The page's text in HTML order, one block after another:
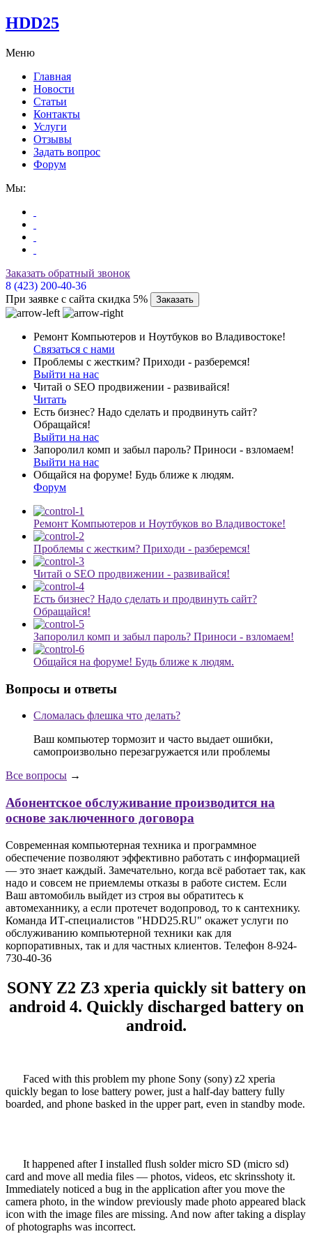
HDD25
Меню
Главная
Новости
Статьи
Контакты
Услуги
Отзывы
Задать вопрос
Форум
Мы:
Заказать обратный звонок
8 (423) 200-40-36
При заявке с сайта скидка 5%
Заказать
Ремонт Компьютеров и Ноутбуков во Владивостоке!
Связаться с нами
Проблемы с жестким? Приходи - разберемся!
Выйти на нас
Читай о SEO продвижении - развивайся!
Читать
Есть бизнес? Надо сделать и продвинуть сайт?
Обращайся!
Выйти на нас
Запоролил комп и забыл пароль? Приноси - взломаем!
Выйти на нас
Общайся на форуме! Будь ближе к людям.
Форум
Ремонт Компьютеров и Ноутбуков во Владивостоке!
Проблемы с жестким? Приходи - разберемся!
Читай о SEO продвижении - развивайся!
Есть бизнес? Надо сделать и продвинуть сайт?
Обращайся!
Запоролил комп и забыл пароль? Приноси - взломаем!
Общайся на форуме! Будь ближе к людям.
Вопросы и ответы
Сломалась флешка что делать?
Ваш компьютер тормозит и часто выдает ошибки,
самопроизвольно перезагружается или проблемы
Все вопросы →
Абонентское обслуживание производится на
основе заключенного договора
Современная компьютерная техника и программное
обеспечение позволяют эффективно работать с информацией
— это знает каждый. Замечательно, когда всё работает так, как
надо и совсем не приемлемы отказы в работе систем. Если
Ваш автомобиль выйдет из строя вы обратитесь к
автомеханнику, а если протечет водопровод, то к сантехнику.
Команда ИТ-специалистов "HDD25.RU" окажет услуги по
обслуживанию компьютерной техники как для
корпоративных, так и для частных клиентов. Телефон 8-924-
730-40-36
SONY Z2 Z3 xperia quickly sit battery on
android 4. Quickly discharged battery on
android.
Faced with this problem my phone Sony (sony) z2 xperia
quickly began to lose battery power, just a half-day battery fully
boarded, and phone basked in the upper part, even in standby mode.
It happened after I installed flush solder micro SD (micro sd)
card and move all media files — photos, videos, etc skrinsshoty it.
Immediately noticed a bug in the application after you move the
camera photo, in the window previously made photo appeared black
icon with the image files are missing. And now after taking a display
of photographs was incorrect.